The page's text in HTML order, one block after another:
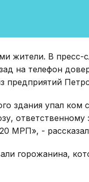
жители. В пресс-
на телефон
предприятий
здания упал ком
МРП», -
горожанина,